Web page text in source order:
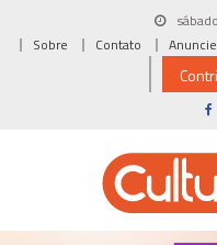
Sobre
Contato Anuncie